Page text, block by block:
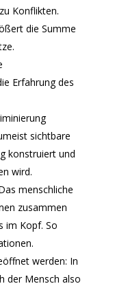
Konflikten.
die Summe
Erfahrung des
sichtbare
konstruiert und
wird.
menschliche
zusammen
im Kopf. So
werden: In
der Mensch also